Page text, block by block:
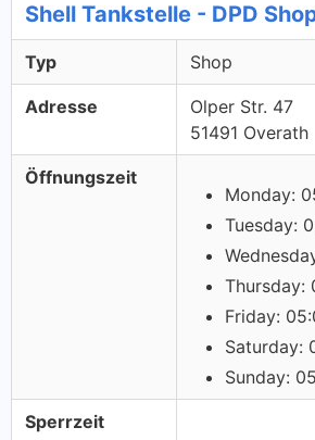
Shell Tankstelle - DPD
Typ Shop
Adresse
Olper Str. 47
51491 Overath
Öffnungszeit
Monday:
Tuesday:
Thursday:
Friday:
Saturday:
Sunday:
Sperrzeit